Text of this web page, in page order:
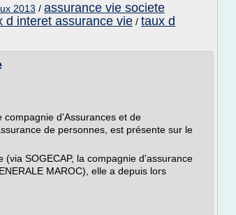
2013 / assurance vie societe
d interet assurance vie / taux d
compagnie d'Assurances et de
de personnes, est présente sur le
SOGECAP, la compagnie d'assurance
MAROC), elle a depuis lors